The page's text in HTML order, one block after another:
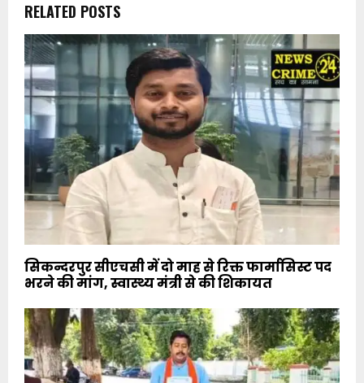
RELATED POSTS
सिकन्दरपुर सीएचसी में दो माह से रिक्त फार्मासिस्ट पद
भरने की मांग, स्वास्थ्य मंत्री से की शिकायत